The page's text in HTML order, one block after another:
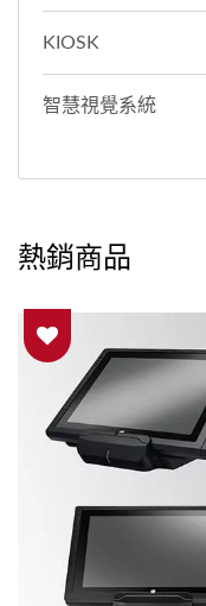
KIOSK
智慧視覺系統
熱銷商品